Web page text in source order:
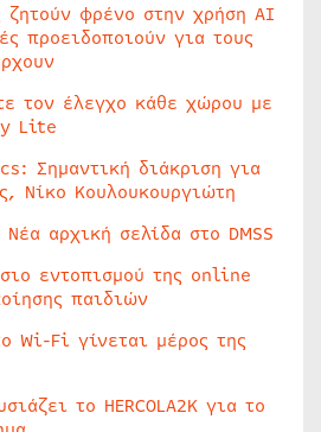
ζητούν φρένο στην χρήση AI
προειδοποιούν για τους
τον έλεγχο κάθε χώρου με
Lite
Σημαντική διάκριση για
Νίκο Κουλουκουργιώτη
αρχική σελίδα στο DMSS
εντοπισμού της online
παιδιών
Wi-Fi γίνεται μέρος της
το HERCOLA2K για το